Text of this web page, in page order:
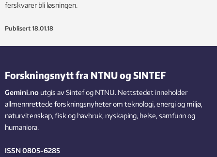
ferskvarer bli løsningen.
Publisert 18.01.18
Forskningsnytt fra NTNU og SINTEF
Gemini.no utgis av Sintef og NTNU. Nettstedet inneholder
allmennrettede forskningsnyheter om teknologi, energi og miljø,
naturvitenskap, fisk og havbruk, nyskaping, helse, samfunn og
humaniora.
ISSN 0805-6285